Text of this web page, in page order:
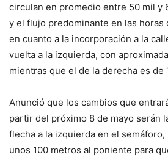
circulan en promedio entre 50 mil y
y el flujo predominante en las horas
en cuanto a la incorporación a la
vuelta a la izquierda, con
mientras que el de la derecha es de
Anunció que los cambios que
partir del próximo 8 de mayo serán
flecha a la izquierda en el semáforo,
unos 100 metros al poniente para